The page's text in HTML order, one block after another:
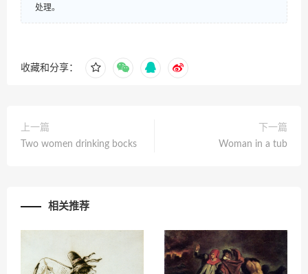
处理。
收藏和分享：
上一篇
Two women drinking bocks
下一篇
Woman in a tub
相关推荐